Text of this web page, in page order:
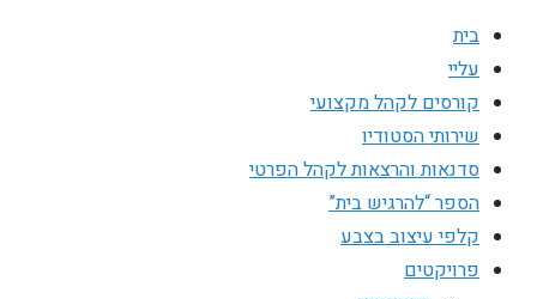
בית
עליי
קורסים לקהל מקצועי
שירותי הסטודיו
סדנאות והרצאות לקהל הפרטי
הספר “להרגיש בית”
קלפי עיצוב בצבע
פרויקטים